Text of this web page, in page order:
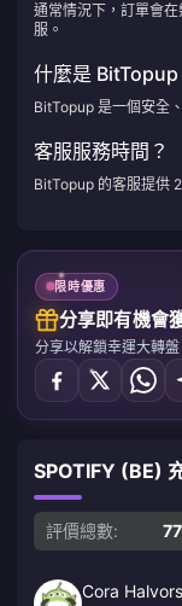
通常情況下，訂單會
服。
什麼是 BitTopup
BitTopup 是一個安全
客服服務時間？
BitTopup 的客服提供
限時優惠
分享即有機會
分享以解鎖幸運大轉盤
SPOTIFY (BE)
評價總數:
Cora